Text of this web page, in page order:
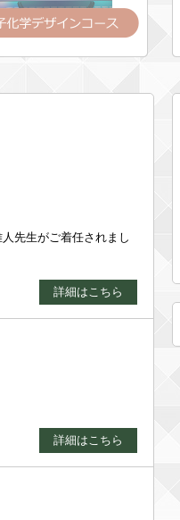
先生がご着任されまし
詳細はこちら
詳細はこちら